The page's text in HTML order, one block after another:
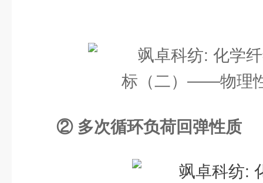
② 多次循环负荷回弹性质